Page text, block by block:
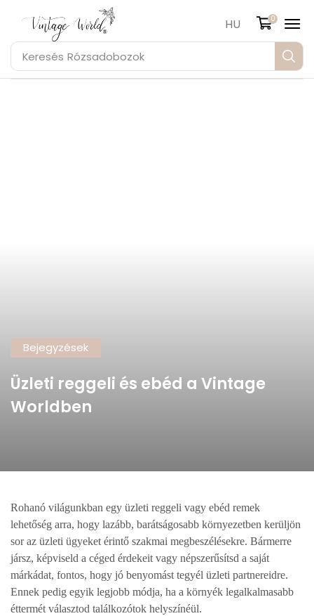
Keresés Rózsadobozok
HU 0
Bejegyzések
Üzleti reggeli és ebéd a Vintage
Worldben
Rohanó világunkban egy üzleti reggeli vagy ebéd remek
lehetőség arra, hogy lazább, barátságosabb környezetben kerüljön
sor az üzleti ügyeket érintő szakmai megbeszélésekre. Bármerre
jársz, képviseld a céged érdekeit vagy népszerűsítsd a saját
márkádat, fontos, hogy jó benyomást tegyél üzleti partnereidre.
Ennek pedig egyik legjobb módja, ha a környék legalkalmasabb
éttermét választod találkozótok helyszínéül.